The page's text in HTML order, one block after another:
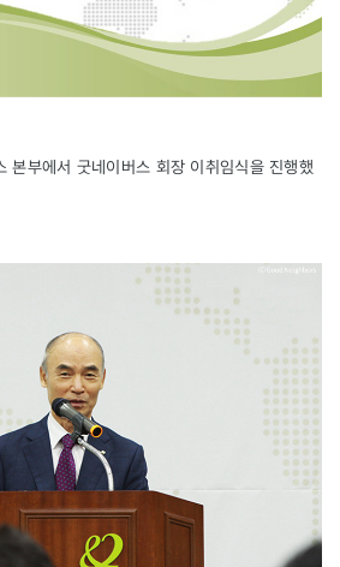
본부에서 굿네이버스 회장 이취임식을 진행했